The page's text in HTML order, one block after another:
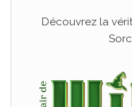
Découvrez la